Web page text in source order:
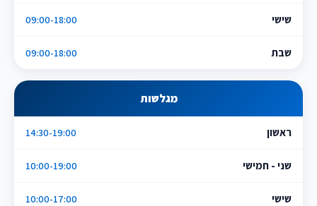
שישי 09:00-18:00
שבת 09:00-18:00
מגלשות
ראשון 14:30-19:00
שני - חמישי 10:00-19:00
שישי 10:00-17:00